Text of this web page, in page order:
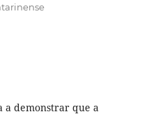
a demonstrar que a